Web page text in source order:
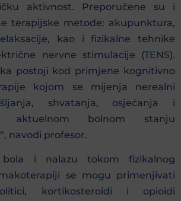
aktivnost. Preporučene su i
terapijske metode: akupunktura,
kao i fizikalne tehnike
nervne stimulacije (TENS).
postoji kod primjene kognitivno
kojom se mijenja nerealni
shvatanja, osjećanja i
aktuelnom bolnom stanju
navodi profesor.
bola i nalazu tokom fizikalnog
se mogu primenjivati
kortikosteroidi i opioidi